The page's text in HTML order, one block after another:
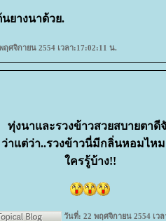
ยางนาด้วย.
ฤศจิกายน 2554 เวลา:17:02:11 น.
ทุ่งนาและรวงข้าวสวยสบายตาดี
ว่าแต่ว่า..รวงข้าวนี่มีกลิ่นหอมไห
ครรู้บ้าง!!
วันที่: 22 พฤศจิกายน 2554 เว